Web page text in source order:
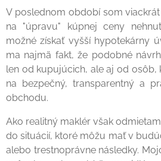
V poslednom období som
na "úpravu" kúpnej ceny
možné získať vyšší hypotekárny
ma najmä fakt, že podobné
len od kupujúcich, ale aj od
na bezpečný, transparentný a
obchodu.
Ako realitný maklér však
do situácií, ktoré môžu mať v
alebo trestnoprávne následky.